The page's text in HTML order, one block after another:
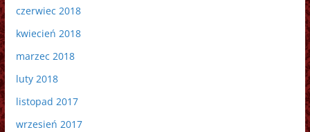
czerwiec 2018
kwiecień 2018
marzec 2018
luty 2018
listopad 2017
wrzesień 2017